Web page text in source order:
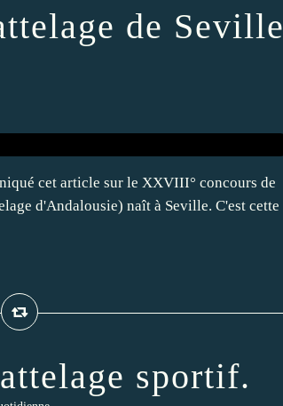
de Seville
cet article sur le XXVIII° concours de
d'Andalousie) naît à Seville. C'est cette
sportif.